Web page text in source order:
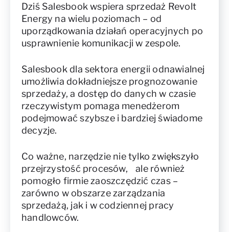
Dziś Salesbook wspiera sprzedaż Revolt
Energy na wielu poziomach – od
uporządkowania działań operacyjnych po
usprawnienie komunikacji w zespole.
Salesbook dla sektora energii odnawialnej
umożliwia dokładniejsze prognozowanie
sprzedaży, a dostęp do danych w czasie
rzeczywistym pomaga menedżerom
podejmować szybsze i bardziej świadome
decyzje.
Co ważne, narzędzie nie tylko zwiększyło
przejrzystość procesów, ale również
pomogło firmie zaoszczędzić czas –
zarówno w obszarze zarządzania
sprzedażą, jak i w codziennej pracy
handlowców.